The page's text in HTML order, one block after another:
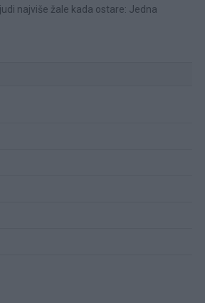
najviše žale kada ostare: Jedna